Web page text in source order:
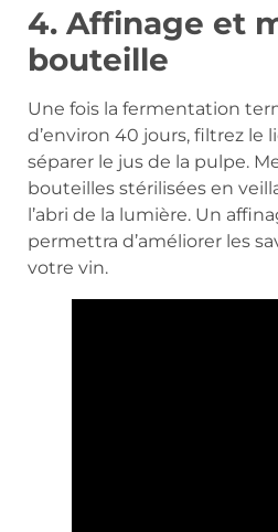
4. Affinage et
bouteille
Une fois la fermentation
d’environ 40 jours, filtrez
séparer le jus de la pulpe.
bouteilles stérilisées en
l’abri de la lumière. Un
permettra d’améliorer les
votre vin.